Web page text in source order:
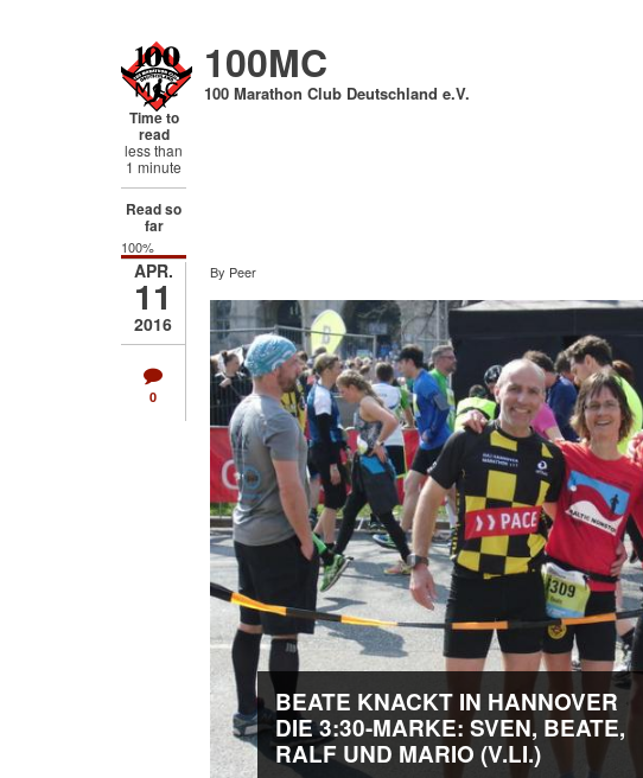
100MC
100 Marathon Club Deutschland e.V.
APR.
11
2016
0
Time to
read
less than
1 minute
Read so
far
100%
By Peer
BEATE KNACKT IN HANNOVER
DIE 3:30-MARKE: SVEN, BEATE,
RALF UND MARIO (V.LI.)